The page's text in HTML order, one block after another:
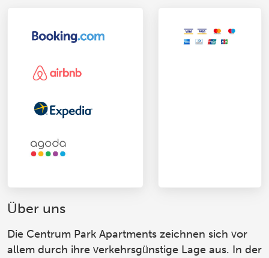
Über uns
Die Centrum Park Apartments zeichnen sich vor
allem durch ihre verkehrsgünstige Lage aus. In der